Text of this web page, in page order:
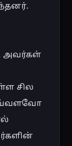
அவர்கள்
சில